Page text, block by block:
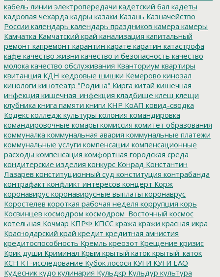
кабель линии электропередачи кадетский бал кадеты
кадровая чехарда кадры казаки Казань Казначейство
России календарь календарь праздников камера камеры
Камчатка Камчатский край канализация капитальный
ремонт капремонт карантин карате каратин катастрофа
кафе качество жизни качество и безопасность качество
молока качество обслуживания Кванториум квартиры
квитанция КДН кедровые шишки Кемерово кинозал
кинологи кинотеатр "Родина" Кирга китай кишечная
инфекция кишечная_инфекция кладбище клещ клещи
клубника книга памяти книги КНР КоАП ковид-сводка
Кодекс колледж культуры колония командировка
командировочные комары комиссия комитет образования
коммуналка коммунальная авария коммунальные платежи
коммунальные услуги компенсации компенсационные
расходы компенсация комфортная городская среда
кондитерские изделия конкурс Конрад Константин
Лазарев конституционный суд конституция контрабанда
контрафакт конфликт интересов концерт Корж
коронавирус коронавирусные выплаты коронаврус
Коростелев короткая рабочая неделя коррупция корь
Косвинцев космодром космодром_Восточный космос
котельная Кочмар КПРФ КПСС кража кражи красная икра
Краснодарский край кредит кредитная амнистия
кредитоспособность Кремль креозот Крещение кризис
Крик души Криминал Крым крытый каток крытый_каток
КСН КТ-исследование Кубок лосося КУГИ КУГИ ЕАО
Кудесник кудо кулинария Кульдкр Кульдур культура